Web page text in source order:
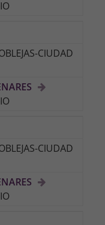
CIUDAD
CIUDAD